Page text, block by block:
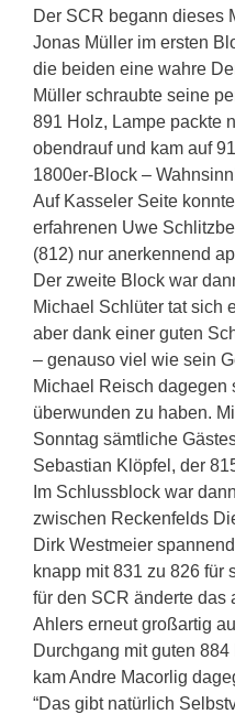
Der SCR begann dieses
Jonas Müller im ersten
die beiden eine wahre
Müller schraubte seine
891 Holz, Lampe packte
obendrauf und kam auf
1800er-Block –
Auf Kasseler Seite
erfahrenen Uwe
(812) nur anerkennend
Der zweite Block war
Michael Schlüter tat sich
aber dank einer guten
– genauso viel wie sein
Michael Reisch dagegen
überwunden zu haben.
Sonntag sämtliche
Sebastian Klöpfel, der
Im Schlussblock war
zwischen Reckenfelds
Dirk Westmeier
knapp mit 831 zu 826 für
für den SCR änderte das
Ahlers erneut großartig
Durchgang mit guten
kam Andre Macorlig
“Das gibt natürlich